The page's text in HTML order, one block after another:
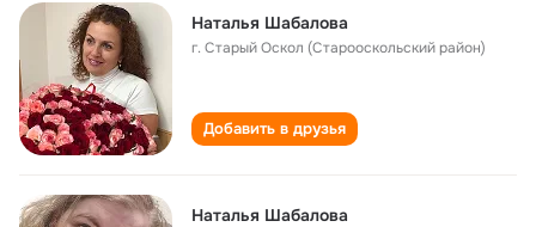
Наталья Шабалова
г. Старый Оскол (Старооскольский район)
Добавить в друзья
Наталья Шабалова